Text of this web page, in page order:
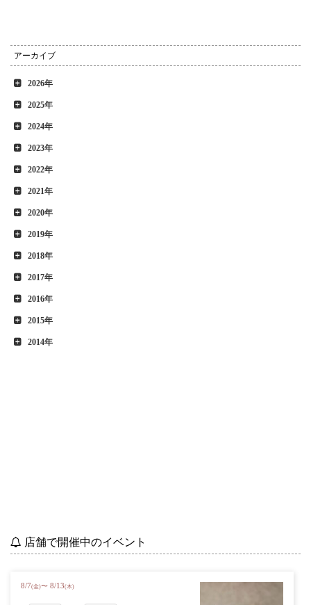
アーカイブ
2026年
2025年
2024年
2023年
2022年
2021年
2020年
2019年
2018年
2017年
2016年
2015年
2014年
店舗で開催中のイベント
8/7(金)〜 8/13(木)